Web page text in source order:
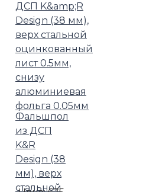
Фальшпол
из ДСП
K&R
Design (38
мм), верх
стальной